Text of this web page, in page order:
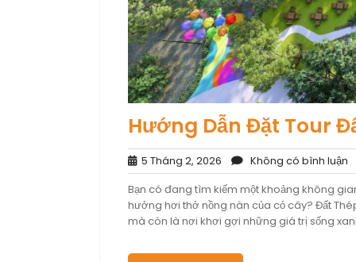
Hướng Dẫn Đặt Tour
5 Tháng 2, 2026
Tháng
2,
2026
Không có bình luận
Bạn có đang tìm kiếm một khoảng không
hưởng hơi thở nồng nàn của cỏ cây? Đất
mà còn là nơi khơi gợi những giá trị sống